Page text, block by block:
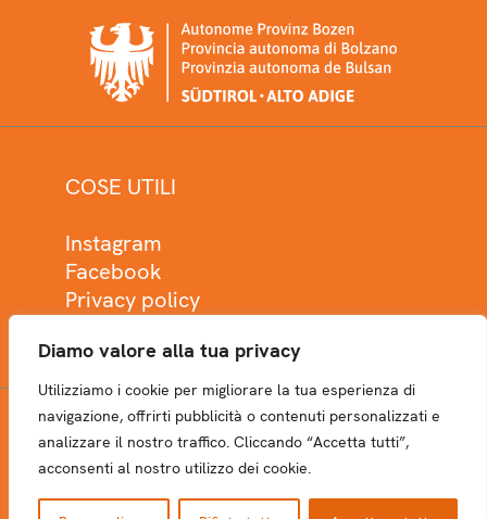
Diamo valore alla tua privacy
Utilizziamo i cookie per migliorare la tua esperienza di
navigazione, offrirti pubblicità o contenuti personalizzati e
analizzare il nostro traffico. Cliccando “Accetta tutti”,
acconsenti al nostro utilizzo dei cookie.
COSE UTILI
Instagram
Facebook
Privacy policy
NEWSLETTER